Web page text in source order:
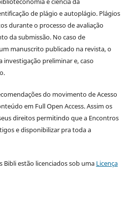
de plágio e autoplágio. Plágios
durante o processo de avaliação
da submissão. No caso de
manuscrito publicado na revista, o
investigação preliminar e, caso
do movimento de Acesso
em Full Open Access. Assim os
direitos permitindo que a Encontros
e disponibilizar pra toda a
Bibli estão licenciados sob uma Licença